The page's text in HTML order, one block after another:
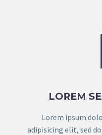
LOREM
Lorem ipsum
adipisicing elit, sed